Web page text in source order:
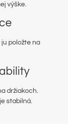
výške.
položte na
držiakoch.
stabilná.